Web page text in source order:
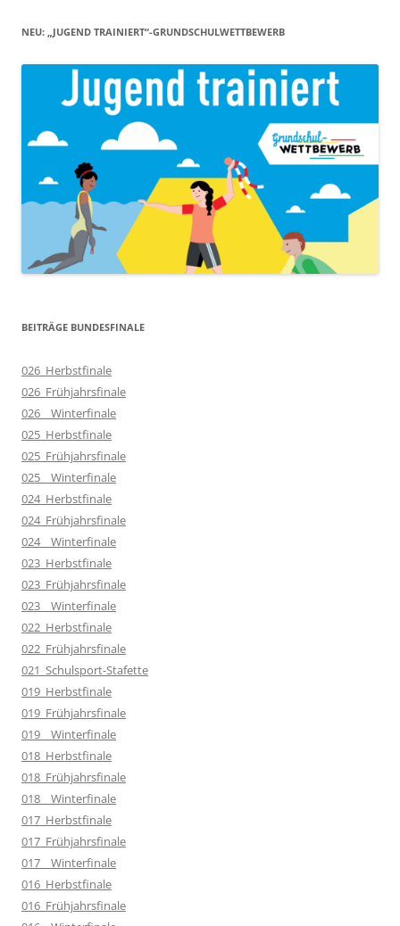
NEU: „JUGEND TRAINIERT“-GRUNDSCHULWETTBEWERB
BEITRÄGE BUNDESFINALE
026_Herbstfinale
026_Frühjahrsfinale
026__Winterfinale
025_Herbstfinale
025_Frühjahrsfinale
025__Winterfinale
024_Herbstfinale
024_Frühjahrsfinale
024__Winterfinale
023_Herbstfinale
023_Frühjahrsfinale
023__Winterfinale
022_Herbstfinale
022_Frühjahrsfinale
021_Schulsport-Stafette
019_Herbstfinale
019_Frühjahrsfinale
019__Winterfinale
018_Herbstfinale
018_Frühjahrsfinale
018__Winterfinale
017_Herbstfinale
017_Frühjahrsfinale
017__Winterfinale
016_Herbstfinale
016_Frühjahrsfinale